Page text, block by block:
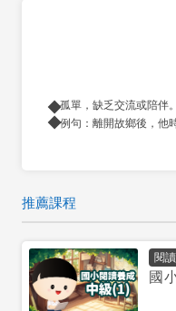
孤單，缺乏交流或陪伴。
例句：離開故鄉後，他
推薦課程